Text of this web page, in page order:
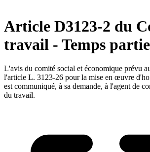
Article D3123-2 du
travail - Temps
L'avis du comité social et économique prévu
l'article L. 3123-26 pour la mise en œuvre
est communiqué, à sa demande, à l'agent de
du travail.